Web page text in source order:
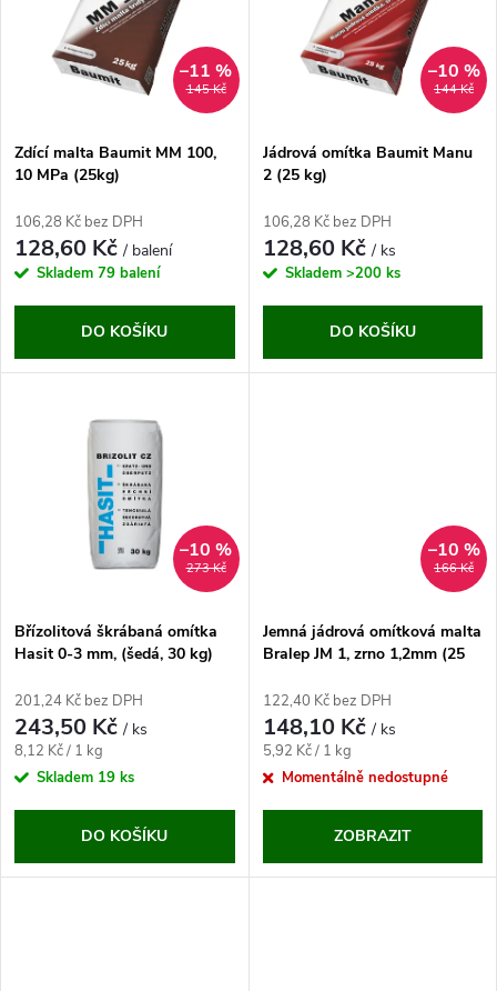
p
r
o
u
s
p
r
o
d
145 Kč
–11 %
Zdící malta Baumit MM 100,
10 MPa (25kg)
106,28 Kč bez DPH
128,60 Kč/ balení
Skladem 79 balení
DO KOŠÍKU
144 Kč
–10 %
Jádrová omítka Baumit Manu
2 (25 kg)
106,28 Kč bez DPH
128,60 Kč/ ks
Skladem >200 ks
DO KOŠÍKU
273 Kč
–10 %
Břízolitová škrábaná omítka
Hasit 0-3 mm, (šedá, 30 kg)
201,24 Kč bez DPH
243,50 Kč/ ks
Měrná
cena:
8,12 Kč / 1 kg
Skladem 19 ks
DO KOŠÍKU
166 Kč
–10 %
Jemná jádrová omítková malta
Bralep JM 1, zrno 1,2mm (25
122,40 Kč bez DPH
148,10 Kč/ ks
Měrná
cena:
5,92 Kč / 1 kg
Momentálně nedostupné
ZOBRAZIT